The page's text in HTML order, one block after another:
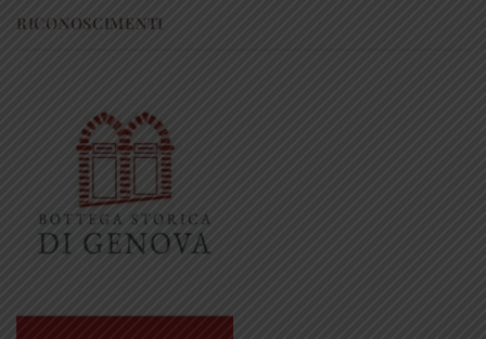
RICONOSCIMENTI